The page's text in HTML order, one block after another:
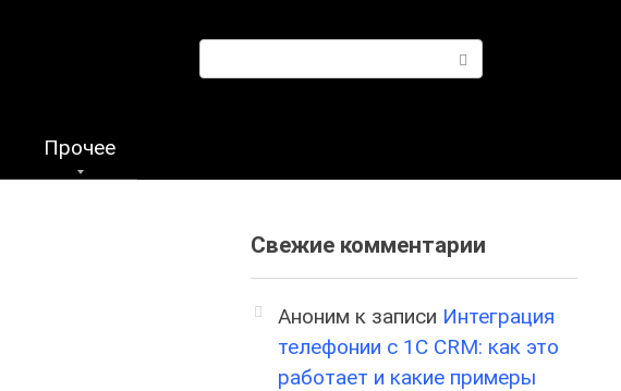
Прочее
Свежие комментарии
Аноним к записи Интеграция
телефонии с 1С CRM: как это
работает и какие примеры